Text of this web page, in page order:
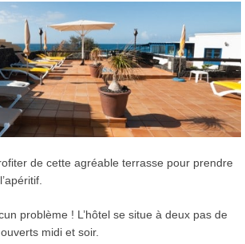
de cette agréable terrasse pour prendre
problème ! L’hôtel se situe à deux pas de
midi et soir.